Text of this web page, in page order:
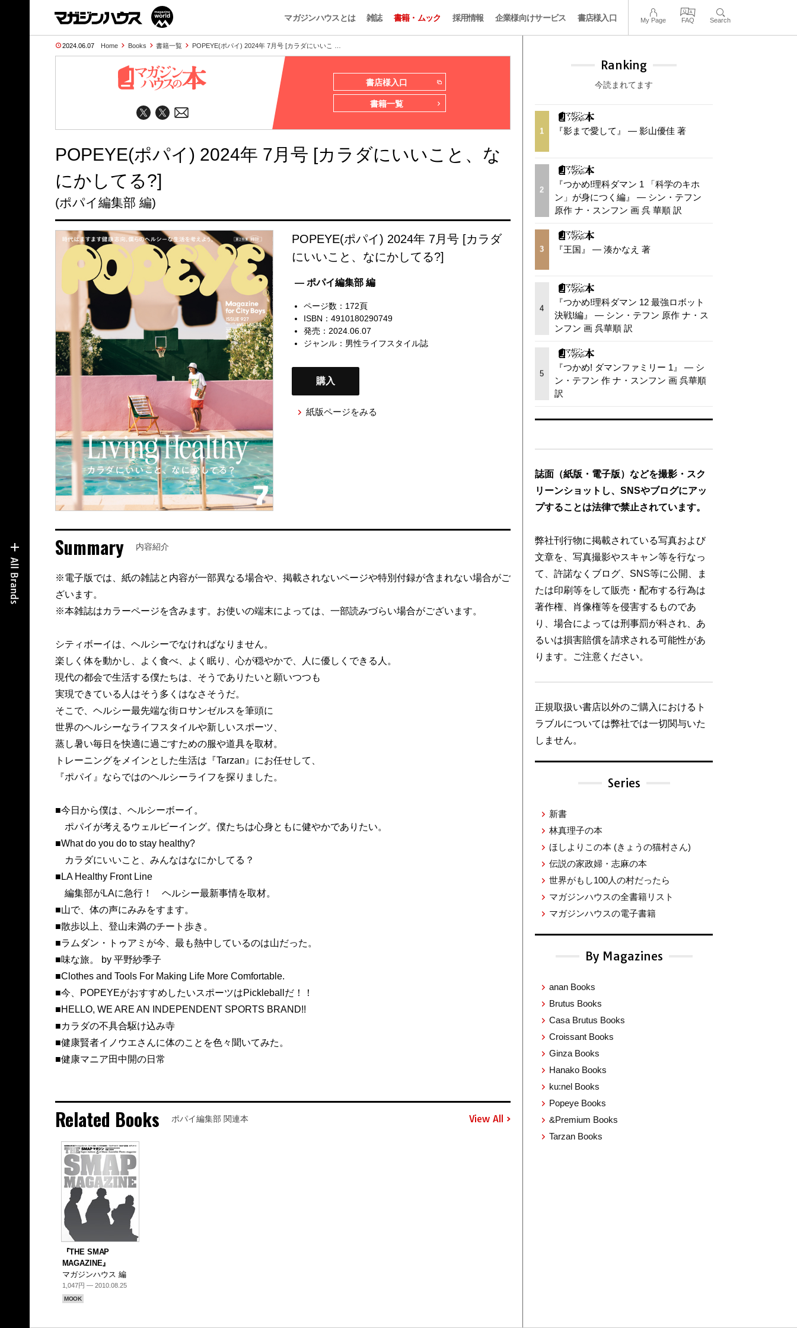
マガジンハウスとは 雑誌 書籍・ムック 採用情報 企業様向けサービス 書店様入口 My Page FAQ Search
2024.06.07 Home Books 書籍一覧 POPEYE(ポパイ) 2024年 7月号 [カラダにいいこ …
書店様入口
書籍一覧
POPEYE(ポパイ) 2024年 7月号 [カラダにいいこと、な
にかしてる?]
(ポパイ編集部 編)
POPEYE(ポパイ) 2024年 7月号 [カラダ
にいいこと、なにかしてる?]
— ポパイ編集部 編
ページ数：172頁
ISBN：4910180290749
発売：2024.06.07
ジャンル： 男性ライフスタイル誌
購入
紙版ページをみる
Summary 内容紹介
※電子版では、紙の雑誌と内容が一部異なる場合や、掲載されないページや特別付録が含まれない場合がご
ざいます。
※本雑誌はカラーページを含みます。お使いの端末によっては、一部読みづらい場合がございます。
シティボーイは、ヘルシーでなければなりません。
楽しく体を動かし、よく食べ、よく眠り、心が穏やかで、人に優しくできる人。
現代の都会で生活する僕たちは、そうでありたいと願いつつも
実現できている人はそう多くはなさそうだ。
そこで、ヘルシー最先端な街ロサンゼルスを筆頭に
世界のヘルシーなライフスタイルや新しいスポーツ、
蒸し暑い毎日を快適に過ごすための服や道具を取材。
トレーニングをメインとした生活は『Tarzan』にお任せして、
『ポパイ』ならではのヘルシーライフを探りました。
■今日から僕は、ヘルシーボーイ。
ポパイが考えるウェルビーイング。僕たちは心身ともに健やかでありたい。
■What do you do to stay healthy?
カラダにいいこと、みんなはなにかしてる？
■LA Healthy Front Line
編集部がLAに急行！ ヘルシー最新事情を取材。
■山で、体の声にみみをすます。
■散歩以上、登山未満のチート歩き。
■ラムダン・トゥアミが今、最も熱中しているのは山だった。
■味な旅。 by 平野紗季子
■Clothes and Tools For Making Life More Comfortable.
■今、POPEYEがおすすめしたいスポーツはPickleballだ！！
■HELLO, WE ARE AN INDEPENDENT SPORTS BRAND!!
■カラダの不具合駆け込み寺
■健康賢者イノウエさんに体のことを色々聞いてみた。
■健康マニア田中開の日常
Related Books ポパイ編集部 関連本 View All
『THE SMAP
MAGAZINE』
マガジンハウス 編
1,047円 — 2010.08.25
MOOK
Ranking
今読まれてます
1 『影まで愛して』 — 影山優佳 著
2
『つかめ!理科ダマン 1 「科学のキホ
ン」が身につく編』 — シン・テフン
原作 ナ・スンフン 画 呉 華順 訳
3 『王国』 — 湊かなえ 著
4
『つかめ!理科ダマン 12 最強ロボット
決戦!編』 — シン・テフン 原作 ナ・ス
ンフン 画 呉華順 訳
5
『つかめ! ダマンファミリー 1』 — シ
ン・テフン 作 ナ・スンフン 画 呉華順
訳
誌面（紙版・電子版）などを撮影・スク
リーンショットし、SNSやブログにアッ
プすることは法律で禁止されています。
弊社刊行物に掲載されている写真および
文章を、写真撮影やスキャン等を行なっ
て、許諾なくブログ、SNS等に公開、ま
たは印刷等をして販売・配布する行為は
著作権、肖像権等を侵害するものであ
り、場合によっては刑事罰が科され、あ
るいは損害賠償を請求される可能性があ
ります。ご注意ください。
正規取扱い書店以外のご購入におけるト
ラブルについては弊社では一切関与いた
しません。
Series
新書
林真理子の本
ほしよりこの本 (きょうの猫村さん)
伝説の家政婦・志麻の本
世界がもし100人の村だったら
マガジンハウスの全書籍リスト
マガジンハウスの電子書籍
By Magazines
anan Books
Brutus Books
Casa Brutus Books
Croissant Books
Ginza Books
Hanako Books
ku:nel Books
Popeye Books
&Premium Books
Tarzan Books